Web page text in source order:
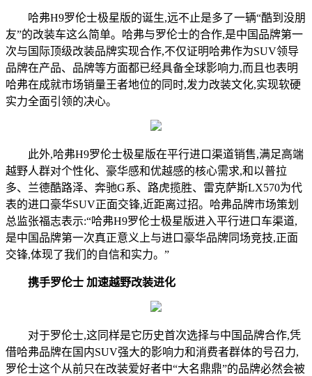
哈弗H9罗伦士极星版的诞生,远不止是多了一辆“酷到没朋
友”的改装车这么简单。哈弗与罗伦士的合作,是中国品牌第一
次与国际顶级改装品牌实现合作,不仅证明哈弗作为SUV领导
品牌在产品、品牌等方面都已经具备全球影响力,而且也表明
哈弗在成就市场销量王者地位的同时,发力改装文化,实现软硬
实力全面引领的决心。
此外,哈弗H9罗伦士极星版在平行进口渠道销售,满足高端
越野人群对个性化、豪华感和优越感的核心需求,和以普拉
多、兰德酷路泽、奔驰G系、路虎揽胜、雷克萨斯LX570为代
表的进口豪华SUV正面交锋,近距离过招。哈弗品牌市场策划
总监张福志表示:“哈弗H9罗伦士极星版进入平行进口车渠道,
是中国品牌第一次真正意义上与进口豪华品牌同场竞技,正面
交锋,体现了我们的自信和实力。”
携手罗伦士 加速越野改装进化
对于罗伦士,这同样是它历史首次选择与中国品牌合作,凭
借哈弗品牌在国内SUV强大的影响力和消费者群体的号召力,
罗伦士这个从前只在改装爱好者中“大名鼎鼎”的品牌必然会被